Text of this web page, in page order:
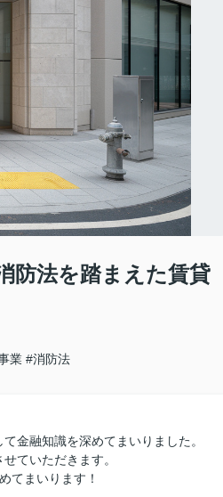
防法を踏まえた賃貸
業 #消防法
金融知識を深めてまいりました。
ていただきます。
てまいります！